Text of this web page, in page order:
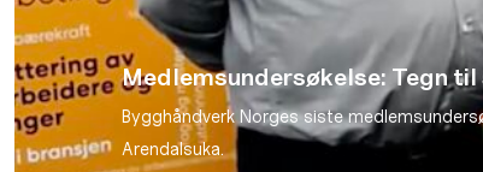
Medlemsundersøkelse: Tegn
Bygghåndverk Norges siste
Arendalsuka.